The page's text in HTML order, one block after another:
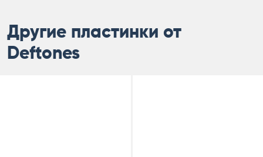
Другие пластинки от
Deftones